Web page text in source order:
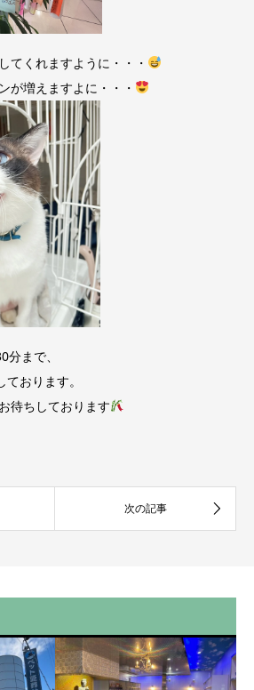
てくれますように・・・
が増えますよに・・・
まで、
おります。
待ちしております